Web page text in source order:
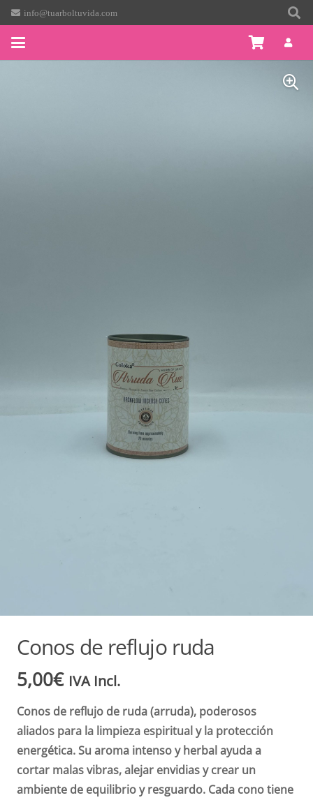
info@tuarboltuvida.com
Conos de reflujo ruda
5,00€ IVA Incl.
Conos de reflujo de ruda (arruda), poderosos
aliados para la limpieza espiritual y la protección
energética. Su aroma intenso y herbal ayuda a
cortar malas vibras, alejar envidias y crear un
ambiente de equilibrio y resguardo. Cada cono tiene